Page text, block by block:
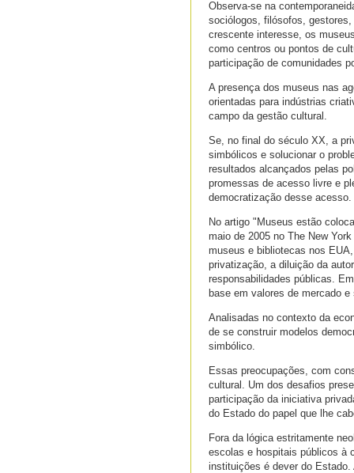
Observa-se na
sociólogos, filósofos,
crescente interesse, os
como centros ou pontos de
participação de comunidades
A presença dos museus nas
orientadas para indústrias
campo da gestão cultural.
Se, no final do século XX, a
simbólicos e solucionar o
resultados alcançados pelas
promessas de acesso livre e
democratização desse acesso.
No artigo "Museus estão
maio de 2005 no The New
museus e bibliotecas nos
privatização, a diluição da
responsabilidades públicas.
base em valores de mercado
Analisadas no contexto da
de se construir modelos
simbólico.
Essas preocupações, com
cultural. Um dos desafios
participação da iniciativa
do Estado do papel que lhe
Fora da lógica estritamente
escolas e hospitais públicos à
instituições é dever do